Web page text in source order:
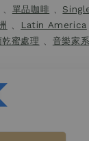
、 單品咖啡 、
、 Latin America
乾蜜處理 、 音樂家